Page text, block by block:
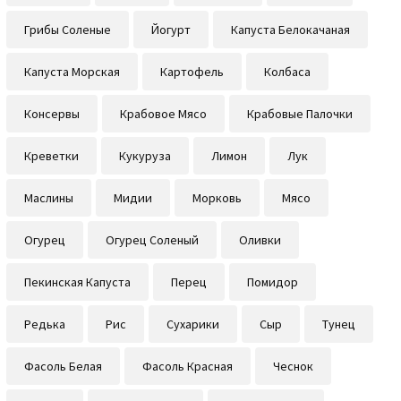
Грибы Соленые Йогурт Капуста Белокачаная
Капуста Морская Картофель Колбаса
Консервы Крабовое Мясо Крабовые Палочки
Креветки Кукуруза Лимон Лук
Маслины Мидии Морковь Мясо
Огурец Огурец Соленый Оливки
Пекинская Капуста Перец Помидор
Редька Рис Сухарики Сыр Тунец
Фасоль Белая Фасоль Красная Чеснок